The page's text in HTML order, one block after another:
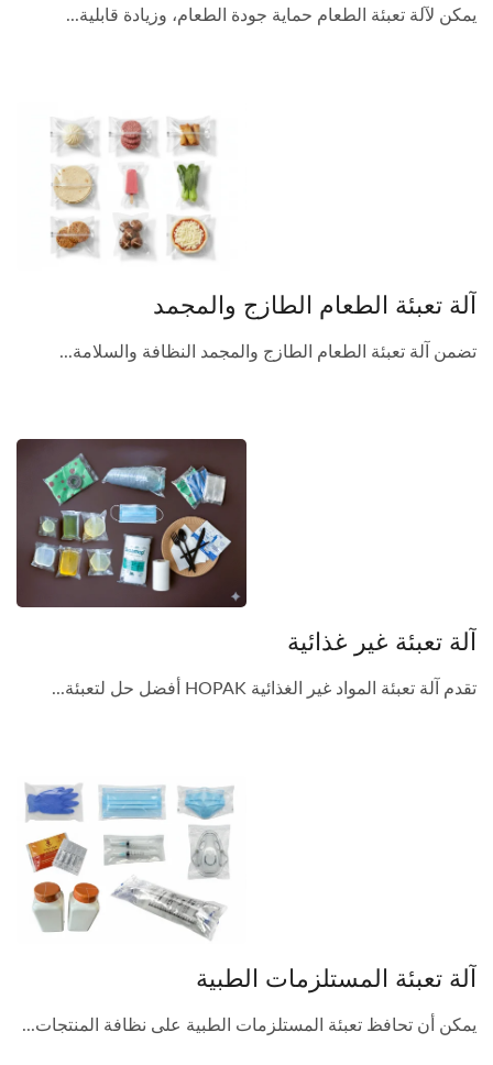
يمكن لآلة تعبئة الطعام حماية جودة الطعام، وزيادة قابلية...
آلة تعبئة الطعام الطازج والمجمد
تضمن آلة تعبئة الطعام الطازج والمجمد النظافة والسلامة...
آلة تعبئة غير غذائية
تقدم آلة تعبئة المواد غير الغذائية HOPAK أفضل حل لتعبئة...
آلة تعبئة المستلزمات الطبية
يمكن أن تحافظ تعبئة المستلزمات الطبية على نظافة المنتجات...